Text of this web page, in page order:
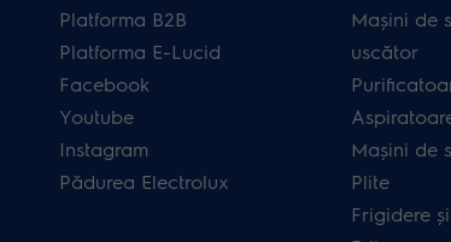
Platforma B2B
Platforma E-Lucid
Facebook
Youtube
Instagram
Pădurea Electrolux
Mașini de
uscător
Mașini de
Plite
Frigidere